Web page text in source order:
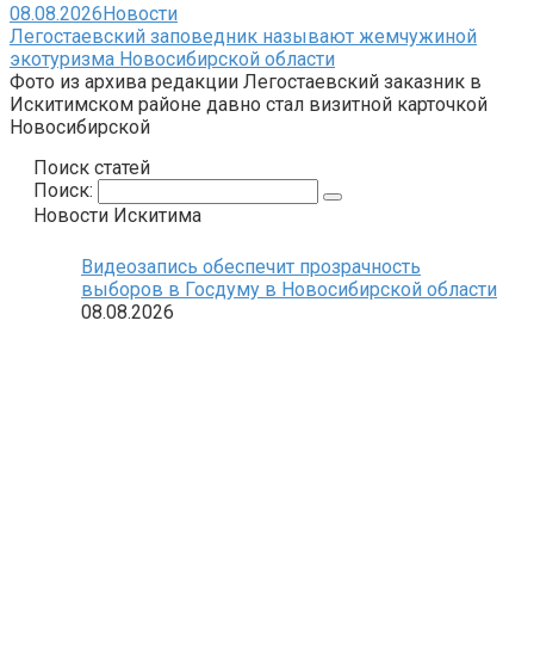
08.08.2026Новости
Легостаевский заповедник называют жемчужиной
экотуризма Новосибирской области
Фото из архива редакции Легостаевский заказник в
Искитимском районе давно стал визитной карточкой
Новосибирской
Поиск статей
Поиск:
Новости Искитима
Видеозапись обеспечит прозрачность
выборов в Госдуму в Новосибирской области
08.08.2026